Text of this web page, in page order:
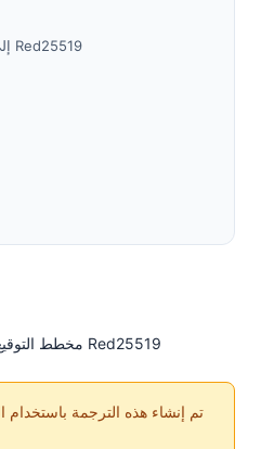
تحويل مفاتيح Ed25519 إلى Red25519
مخطط التوقيع Red25519
تم إنشاء هذه الترجمة باستخدام